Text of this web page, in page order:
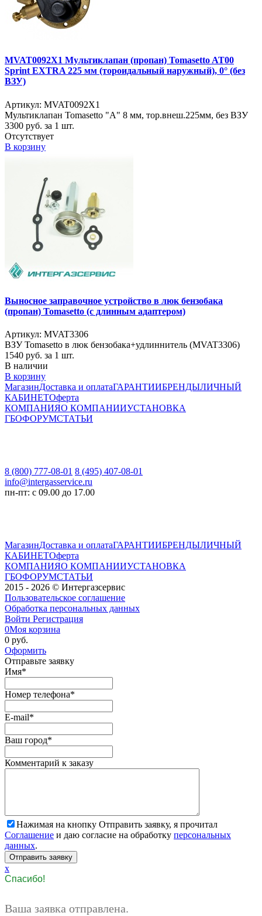
MVAT0092X1 Мультиклапан (пропан) Tomasetto AT00
Sprint EXTRA 225 мм (тороидальный наружный), 0° (без
ВЗУ)
Артикул: MVAT0092X1
Мультиклапан Tomasetto "A" 8 мм, тор.внеш.225мм, без ВЗУ
3300 руб. за 1 шт.
Отсутствует
В корзину
Выносное заправочное устройство в люк бензобака
(пропан) Tomasetto (с длинным адаптером)
Артикул: MVAT3306
ВЗУ Tomasetto в люк бензобака+удлиннитель (MVAT3306)
1540 руб. за 1 шт.
В наличии
В корзину
МагазинДоставка и оплатаГАРАНТИИБРЕНДЫЛИЧНЫЙ
КАБИНЕТОферта
КОМПАНИЯО КОМПАНИИУСТАНОВКА
ГБОФОРУМСТАТЬИ
8 (800) 777-08-01 8 (495) 407-08-01
info@intergasservice.ru
пн-пт: с 09.00 до 17.00
МагазинДоставка и оплатаГАРАНТИИБРЕНДЫЛИЧНЫЙ
КАБИНЕТОферта
КОМПАНИЯО КОМПАНИИУСТАНОВКА
ГБОФОРУМСТАТЬИ
2015 - 2026 © Интергазсервис
Пользовательское соглашение
Обработка персональных данных
Войти Регистрация
0Моя корзина
0 руб.
Оформить
Отправьте заявку
Имя*
Номер телефона*
E-mail*
Ваш город*
Комментарий к заказу
Нажимая на кнопку Отправить заявку, я прочитал
Соглашение и даю согласие на обработку персональных
данных.
x
Спасибо!
Ваша заявка отправлена.